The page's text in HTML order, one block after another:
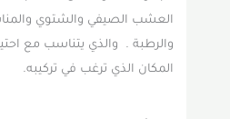
العشب الصيفي والشتوي
والرطبة . والذي يتناسب مع
المكان الذي ترغب في تركيبه.